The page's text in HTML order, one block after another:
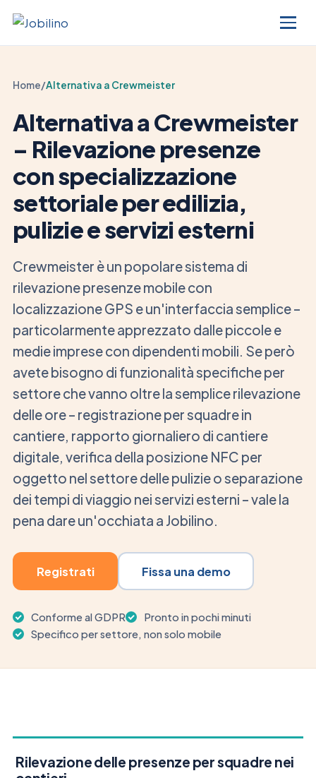
Home/Alternativa a Crewmeister
Alternativa a Crewmeister
– Rilevazione presenze
con specializzazione
settoriale per edilizia,
pulizie e servizi esterni
Crewmeister è un popolare sistema di
rilevazione presenze mobile con
localizzazione GPS e un'interfaccia semplice –
particolarmente apprezzato dalle piccole e
medie imprese con dipendenti mobili. Se però
avete bisogno di funzionalità specifiche per
settore che vanno oltre la semplice rilevazione
delle ore – registrazione per squadre in
cantiere, rapporto giornaliero di cantiere
digitale, verifica della posizione NFC per
oggetto nel settore delle pulizie o separazione
dei tempi di viaggio nei servizi esterni – vale la
pena dare un'occhiata a Jobilino.
Registrati Fissa una demo
Conforme al GDPR
Pronto in pochi minuti
Specifico per settore, non solo mobile
Rilevazione delle presenze per squadre nei